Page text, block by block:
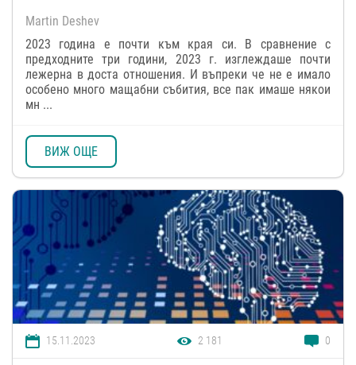
Martin Deshev
2023 година е почти към края си. В сравнение с
предходните три години, 2023 г. изглеждаше почти
лежерна в доста отношения. И въпреки че не е имало
особено много мащабни събития, все пак имаше някои
мн ...
ВИЖ ОЩЕ
15.11.2023 2 181 0